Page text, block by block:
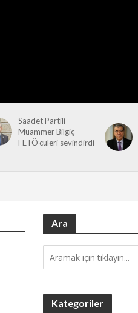
Saadet Partili
Muammer Bilgiç
FETÖ’cüleri sevindirdi
Ara
Kategoriler